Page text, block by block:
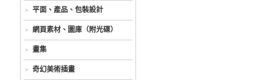
平面、產品、包裝設計
網頁素材、圖庫（附光碟）
畫集
奇幻美術插畫